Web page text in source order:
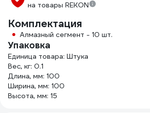
на товары REKON
Комплектация
Алмазный сегмент - 10 шт.
Упаковка
Единица товара: Штука
Вес, кг: 0.1
Длина, мм: 100
Ширина, мм: 100
Высота, мм: 15